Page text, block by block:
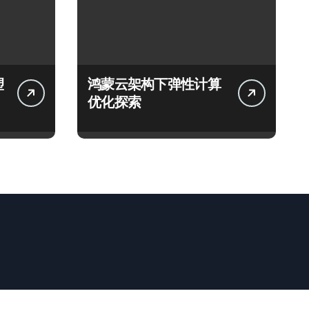
鸿蒙云架构下弹性计算
优化探索